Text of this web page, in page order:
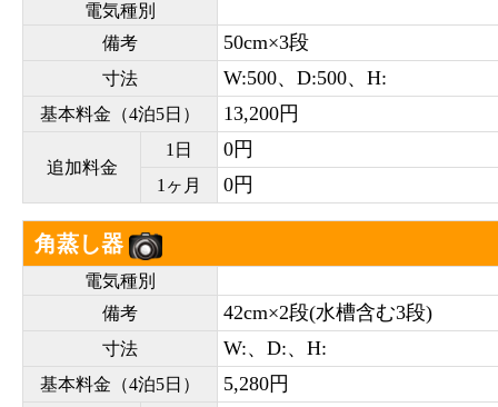
電気種別
備考
50cm×3段
寸法 W:500、D:500、H:
基本料金（4泊5日） 13,200円
追加料金
1日 0円
1ヶ月 0円
角蒸し器
電気種別
備考
42cm×2段(水槽含む3段)
寸法 W:、D:、H:
基本料金（4泊5日） 5,280円